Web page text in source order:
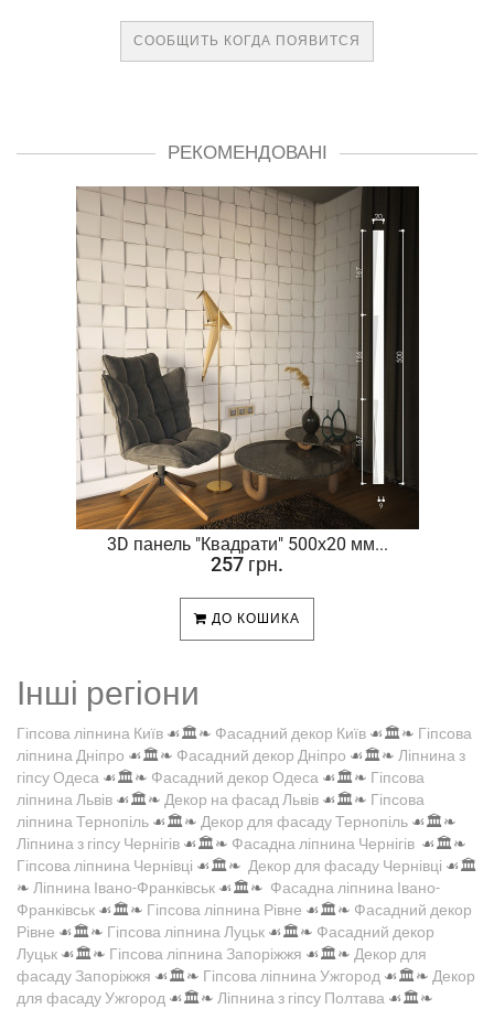
СООБЩИТЬ КОГДА ПОЯВИТСЯ
РЕКОМЕНДОВАНІ
3D панель "Квадрати" 500х20 мм...
257 грн.
ДО КОШИКА
Інші регіони
Гіпсова ліпнина Київ ☙🏛️❧ Фасадний декор Київ ☙🏛️❧ Гіпсова
ліпнина Дніпро ☙🏛️❧ Фасадний декор Дніпро ☙🏛️❧ Ліпнина з
гіпсу Одеса ☙🏛️❧ Фасадний декор Одеса ☙🏛️❧ Гіпсова
ліпнина Львів ☙🏛️❧ Декор на фасад Львів ☙🏛️❧ Гіпсова
ліпнина Тернопіль ☙🏛️❧ Декор для фасаду Тернопіль ☙🏛️❧
Ліпнина з гіпсу Чернігів ☙🏛️❧ Фасадна ліпнина Чернігів ☙🏛️❧
Гіпсова ліпнина Чернівці ☙🏛️❧ Декор для фасаду Чернівці ☙🏛️
❧ Ліпнина Івано-Франківськ ☙🏛️❧ Фасадна ліпнина Івано-
Франківськ ☙🏛️❧ Гіпсова ліпнина Рівне ☙🏛️❧ Фасадний декор
Рівне ☙🏛️❧ Гіпсова ліпнина Луцьк ☙🏛️❧ Фасадний декор
Луцьк ☙🏛️❧ Гіпсова ліпнина Запоріжжя ☙🏛️❧ Декор для
фасаду Запоріжжя ☙🏛️❧ Гіпсова ліпнина Ужгород ☙🏛️❧ Декор
для фасаду Ужгород ☙🏛️❧ Ліпнина з гіпсу Полтава ☙🏛️❧